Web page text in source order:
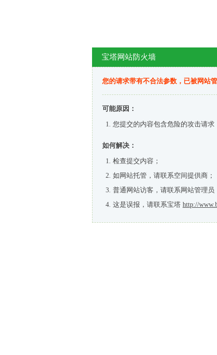
宝塔网站防火墙
您的请求带有不合法参数，已被网站
可能原因：
您提交的内容包含危险的攻击请求
如何解决：
检查提交内容；
如网站托管，请联系空间提供商；
普通网站访客，请联系网站管理员
这是误报，请联系宝塔 http://